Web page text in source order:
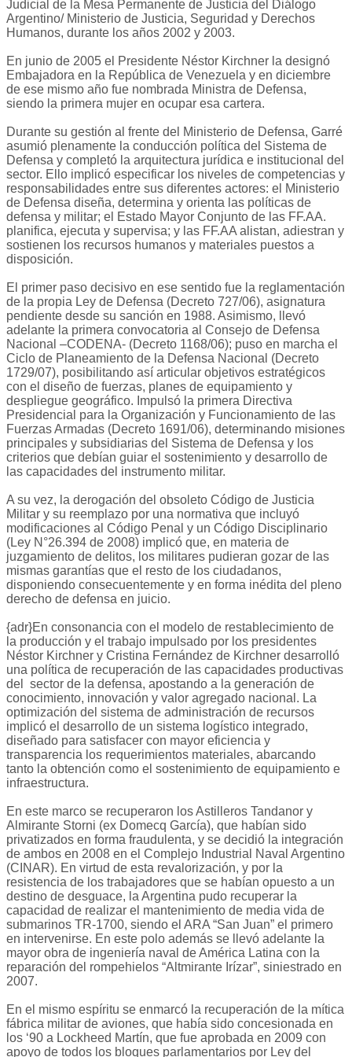
Judicial de la Mesa Permanente de Justicia del Diálogo
Argentino/ Ministerio de Justicia, Seguridad y Derechos
Humanos, durante los años 2002 y 2003.
En junio de 2005 el Presidente Néstor Kirchner la designó
Embajadora en la República de Venezuela y en diciembre
de ese mismo año fue nombrada Ministra de Defensa,
siendo la primera mujer en ocupar esa cartera.
Durante su gestión al frente del Ministerio de Defensa, Garré
asumió plenamente la conducción política del Sistema de
Defensa y completó la arquitectura jurídica e institucional del
sector. Ello implicó especificar los niveles de competencias y
responsabilidades entre sus diferentes actores: el Ministerio
de Defensa diseña, determina y orienta las políticas de
defensa y militar; el Estado Mayor Conjunto de las FF.AA.
planifica, ejecuta y supervisa; y las FF.AA alistan, adiestran y
sostienen los recursos humanos y materiales puestos a
disposición.
El primer paso decisivo en ese sentido fue la reglamentación
de la propia Ley de Defensa (Decreto 727/06), asignatura
pendiente desde su sanción en 1988. Asimismo, llevó
adelante la primera convocatoria al Consejo de Defensa
Nacional –CODENA- (Decreto 1168/06); puso en marcha el
Ciclo de Planeamiento de la Defensa Nacional (Decreto
1729/07), posibilitando así articular objetivos estratégicos
con el diseño de fuerzas, planes de equipamiento y
despliegue geográfico. Impulsó la primera Directiva
Presidencial para la Organización y Funcionamiento de las
Fuerzas Armadas (Decreto 1691/06), determinando misiones
principales y subsidiarias del Sistema de Defensa y los
criterios que debían guiar el sostenimiento y desarrollo de
las capacidades del instrumento militar.
A su vez, la derogación del obsoleto Código de Justicia
Militar y su reemplazo por una normativa que incluyó
modificaciones al Código Penal y un Código Disciplinario
(Ley N°26.394 de 2008) implicó que, en materia de
juzgamiento de delitos, los militares pudieran gozar de las
mismas garantías que el resto de los ciudadanos,
disponiendo consecuentemente y en forma inédita del pleno
derecho de defensa en juicio.
{adr}En consonancia con el modelo de restablecimiento de
la producción y el trabajo impulsado por los presidentes
Néstor Kirchner y Cristina Fernández de Kirchner desarrolló
una política de recuperación de las capacidades productivas
del sector de la defensa, apostando a la generación de
conocimiento, innovación y valor agregado nacional. La
optimización del sistema de administración de recursos
implicó el desarrollo de un sistema logístico integrado,
diseñado para satisfacer con mayor eficiencia y
transparencia los requerimientos materiales, abarcando
tanto la obtención como el sostenimiento de equipamiento e
infraestructura.
En este marco se recuperaron los Astilleros Tandanor y
Almirante Storni (ex Domecq García), que habían sido
privatizados en forma fraudulenta, y se decidió la integración
de ambos en 2008 en el Complejo Industrial Naval Argentino
(CINAR). En virtud de esta revalorización, y por la
resistencia de los trabajadores que se habían opuesto a un
destino de desguace, la Argentina pudo recuperar la
capacidad de realizar el mantenimiento de media vida de
submarinos TR-1700, siendo el ARA “San Juan” el primero
en intervenirse. En este polo además se llevó adelante la
mayor obra de ingeniería naval de América Latina con la
reparación del rompehielos “Altmirante Irízar”, siniestrado en
2007.
En el mismo espíritu se enmarcó la recuperación de la mítica
fábrica militar de aviones, que había sido concesionada en
los ‘90 a Lockheed Martín, que fue aprobada en 2009 con
apoyo de todos los bloques parlamentarios por Ley del